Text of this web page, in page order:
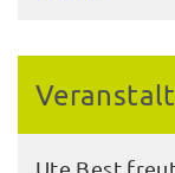
Ute Best